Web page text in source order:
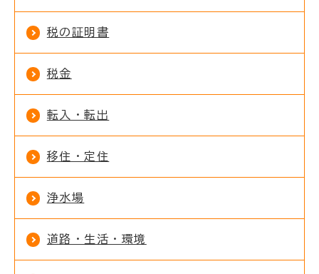
税の証明書
税金
転入・転出
移住・定住
浄水場
道路・生活・環境